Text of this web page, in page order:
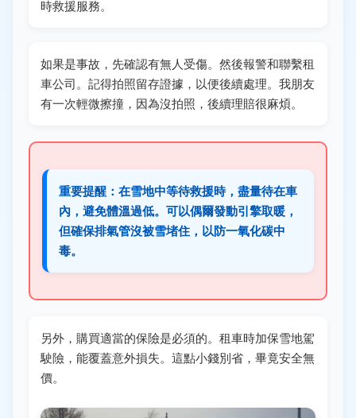
時救援服務。
如果是事故，先確認有無人受傷。然後報警和聯繫租
車公司。記得拍照留存證據，以便後續處理。我朋友
有一次輕微擦撞，因為沒拍照，後續理賠很麻煩。
重要提醒：在雪地中等待救援時，盡量待在車
內，避免體溫過低。可以偶爾發動引擎取暖，
但確保排氣管沒被雪堵住，以防一氧化碳中
毒。
另外，購買適當的保險是必須的。租車時加保雪地駕
駛險，能覆蓋意外損失。這點小錢別省，畢竟安全無
價。